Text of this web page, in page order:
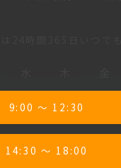
9:00 ～ 12:30
14:30 ～ 18:00